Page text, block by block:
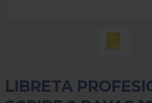
LIBRETA